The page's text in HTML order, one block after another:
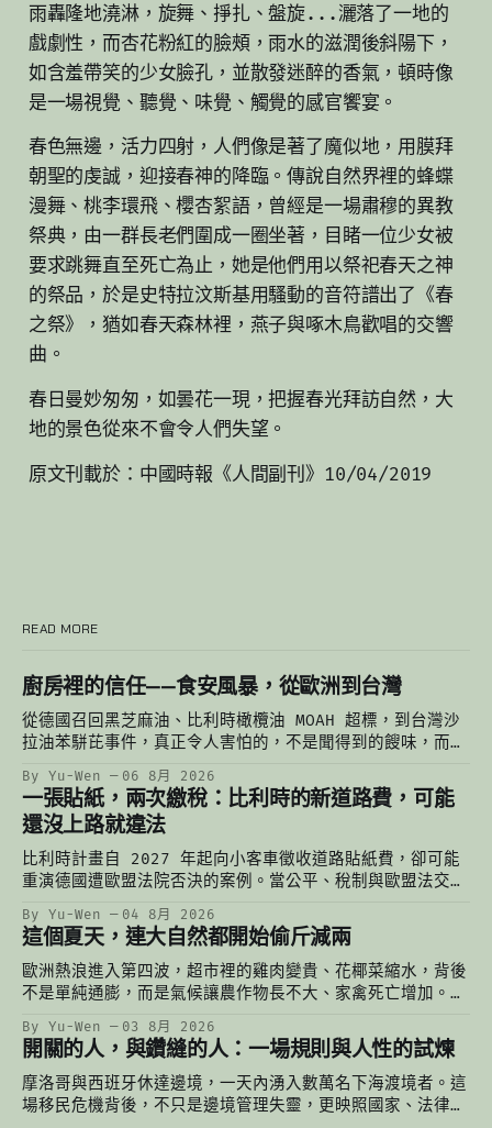
雨轟隆地澆淋，旋舞、掙扎、盤旋...灑落了一地的
戲劇性，而杏花粉紅的臉頰，雨水的滋潤後斜陽下，
如含羞帶笑的少女臉孔，並散發迷醉的香氣，頓時像
是一場視覺、聽覺、味覺、觸覺的感官饗宴。
春色無邊，活力四射，人們像是著了魔似地，用膜拜
朝聖的虔誠，迎接春神的降臨。傳說自然界裡的蜂蝶
漫舞、桃李環飛、櫻杏絮語，曾經是一場肅穆的異教
祭典，由一群長老們圍成一圈坐著，目睹一位少女被
要求跳舞直至死亡為止，她是他們用以祭祀春天之神
的祭品，於是史特拉汶斯基用騷動的音符譜出了《春
之祭》，猶如春天森林裡，燕子與啄木鳥歡唱的交響
曲。
春日曼妙匆匆，如曇花一現，把握春光拜訪自然，大
地的景色從來不會令人們失望。
原文刊載於：中國時報《人間副刊》10/04/2019
READ MORE
廚房裡的信任——食安風暴，從歐洲到台灣
從德國召回黑芝麻油、比利時橄欖油 MOAH 超標，到台灣沙
拉油苯駢芘事件，真正令人害怕的，不是聞得到的餿味，而是
始終是一份對制度的信任。
By Yu-Wen 06 8月 2026
一張貼紙，兩次繳稅：比利時的新道路費，可能
還沒上路就違法
比利時計畫自 2027 年起向小客車徵收道路貼紙費，卻可能
重演德國遭歐盟法院否決的案例。當公平、稅制與歐盟法交
論。
By Yu-Wen 04 8月 2026
這個夏天，連大自然都開始偷斤減兩
歐洲熱浪進入第四波，超市裡的雞肉變貴、花椰菜縮水，背後
不是單純通膨，而是氣候讓農作物長不大、家禽死亡增加。從
何悄悄改變我們的餐桌。
By Yu-Wen 03 8月 2026
開關的人，與鑽縫的人：一場規則與人性的試煉
摩洛哥與西班牙休達邊境，一天內湧入數萬名下海渡境者。這
場移民危機背後，不只是邊境管理失靈，更映照國家、法律與